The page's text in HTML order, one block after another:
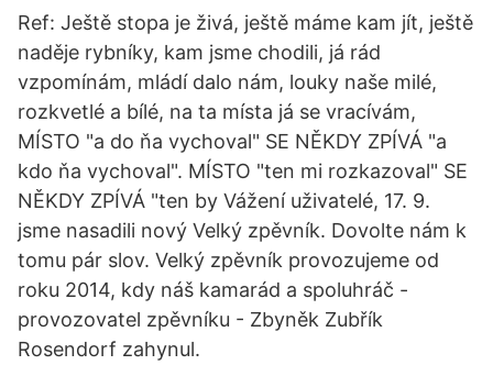
Ref: Ještě stopa je živá, ještě máme kam jít, ještě
naděje rybníky, kam jsme chodili, já rád
vzpomínám, mládí dalo nám, louky naše milé,
rozkvetlé a bílé, na ta místa já se vracívám,
MÍSTO "a do ňa vychoval" SE NĚKDY ZPÍVÁ "a
kdo ňa vychoval". MÍSTO "ten mi rozkazoval" SE
NĚKDY ZPÍVÁ "ten by Vážení uživatelé, 17. 9.
jsme nasadili nový Velký zpěvník. Dovolte nám k
tomu pár slov. Velký zpěvník provozujeme od
roku 2014, kdy náš kamarád a spoluhráč -
provozovatel zpěvníku - Zbyněk Zubřík
Rosendorf zahynul.